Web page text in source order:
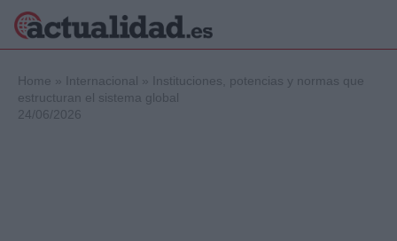
Home » Internacional »
Instituciones, potencias y normas que
estructuran el sistema global
24/06/2026